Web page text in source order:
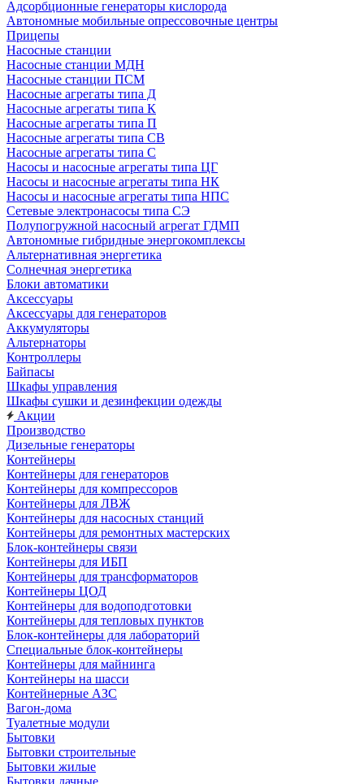
Адсорбционные генераторы кислорода
Автономные мобильные опрессовочные центры
Прицепы
Насосные станции
Насосные станции МДН
Насосные станции ПСМ
Насосные агрегаты типа Д
Насосные агрегаты типа К
Насосные агрегаты типа П
Насосные агрегаты типа СВ
Насосные агрегаты типа С
Насосы и насосные агрегаты типа ЦГ
Насосы и насосные агрегаты типа НК
Насосы и насосные агрегаты типа НПС
Сетевые электронасосы типа СЭ
Полупогружной насосный агрегат ГДМП
Автономные гибридные энергокомплексы
Альтернативная энергетика
Солнечная энергетика
Блоки автоматики
Аксессуары
Аксессуары для генераторов
Аккумуляторы
Альтернаторы
Контроллеры
Байпасы
Шкафы управления
Шкафы сушки и дезинфекции одежды
Акции
Производство
Дизельные генераторы
Контейнеры
Контейнеры для генераторов
Контейнеры для компрессоров
Контейнеры для ЛВЖ
Контейнеры для насосных станций
Контейнеры для ремонтных мастерских
Блок-контейнеры связи
Контейнеры для ИБП
Контейнеры для трансформаторов
Контейнеры ЦОД
Контейнеры для водоподготовки
Контейнеры для тепловых пунктов
Блок-контейнеры для лабораторий
Специальные блок-контейнеры
Контейнеры для майнинга
Контейнеры на шасси
Контейнерные АЗС
Вагон-дома
Туалетные модули
Бытовки
Бытовки строительные
Бытовки жилые
Бытовки дачные